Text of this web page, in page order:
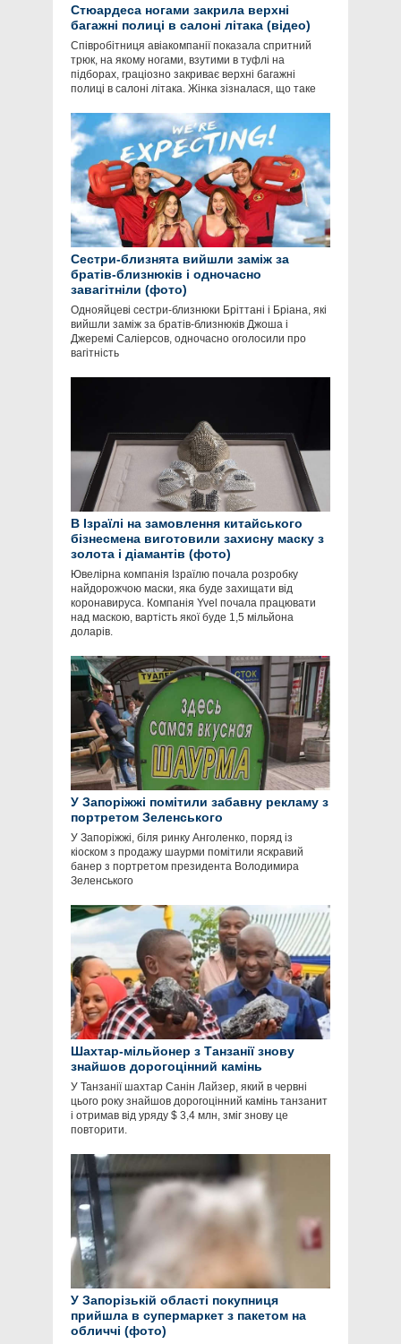
Стюардеса ногами закрила верхні
багажні полиці в салоні літака (відео)
Співробітниця авіакомпанії показала спритний
трюк, на якому ногами, взутими в туфлі на
підборах, граціозно закриває верхні багажні
полиці в салоні літака. Жінка зізналася, що таке
Сестри-близнята вийшли заміж за
братів-близнюків і одночасно
завагітніли (фото)
Однояйцеві сестри-близнюки Бріттані і Бріана, які
вийшли заміж за братів-близнюків Джоша і
Джеремі Саліерсов, одночасно оголосили про
вагітність
В Ізраїлі на замовлення китайського
бізнесмена виготовили захисну маску з
золота і діамантів (фото)
Ювелірна компанія Ізраїлю почала розробку
найдорожчою маски, яка буде захищати від
коронавируса. Компанія Yvel почала працювати
над маскою, вартість якої буде 1,5 мільйона
доларів.
У Запоріжжі помітили забавну рекламу з
портретом Зеленського
У Запоріжжі, біля ринку Анголенко, поряд із
кіоском з продажу шаурми помітили яскравий
банер з портретом президента Володимира
Зеленського
Шахтар-мільйонер з Танзанії знову
знайшов дорогоцінний камінь
У Танзанії шахтар Санін Лайзер, який в червні
цього року знайшов дорогоцінний камінь танзанит
і отримав від уряду $ 3,4 млн, зміг знову це
повторити.
У Запорізькій області покупниця
прийшла в супермаркет з пакетом на
обличчі (фото)